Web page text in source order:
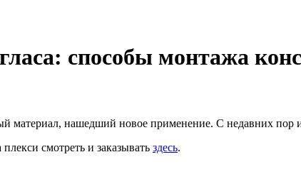
способы монтажа
материал, нашедший новое применение. С недавних пор
смотреть и заказывать здесь.